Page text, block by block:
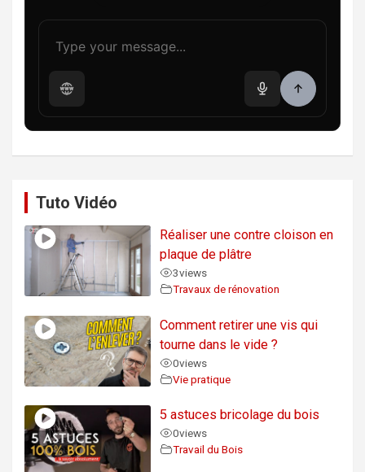
Tuto Vidéo
Réaliser une contre cloison en
plaque de plâtre
3views
Travaux de rénovation
Comment retirer une vis qui
tourne dans le vide ?
0views
Vie pratique
5 astuces bricolage du bois
0views
Travail du Bois